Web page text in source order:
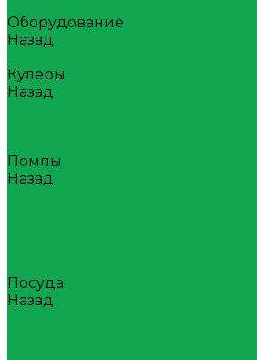
Оборудование
Назад
Кулеры
Назад
Помпы
Назад
Посуда
Назад